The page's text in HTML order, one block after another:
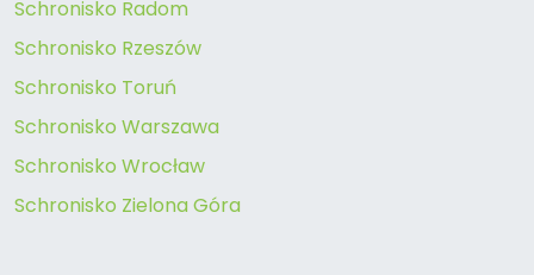
Schronisko Radom
Schronisko Rzeszów
Schronisko Toruń
Schronisko Warszawa
Schronisko Wrocław
Schronisko Zielona Góra